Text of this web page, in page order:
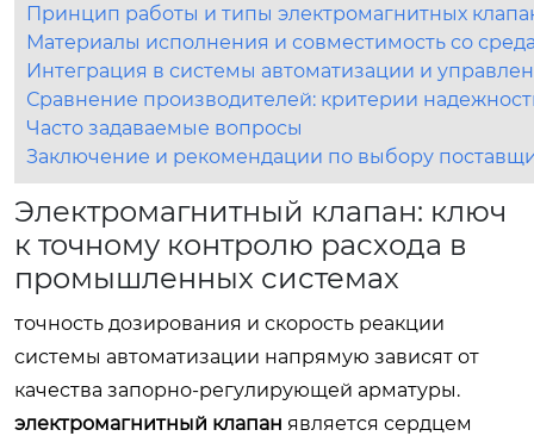
Принцип работы и типы электромагнитных
Материалы исполнения и совместимость со
Интеграция в системы автоматизации и
Сравнение производителей: критерии
Часто задаваемые вопросы
Заключение и рекомендации по выбору
Электромагнитный клапан: ключ
к точному контролю расхода в
промышленных системах
точность дозирования и скорость реакции
системы автоматизации напрямую зависят от
качества запорно-регулирующей арматуры.
электромагнитный клапан является сердцем